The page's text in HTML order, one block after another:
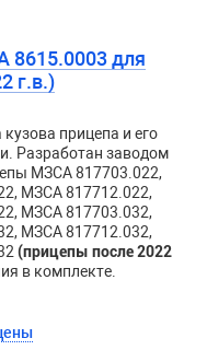
для
г.в.)
прицепа и его
Разработан заводом
МЗСА 817703.022,
МЗСА 817712.022,
МЗСА 817703.032,
МЗСА 817712.032,
(прицепы после 2022
в комплекте.